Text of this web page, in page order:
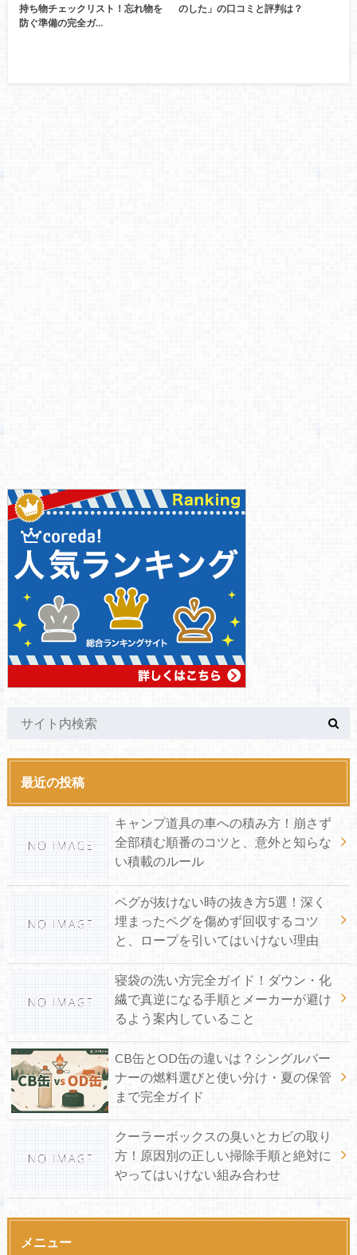
持ち物チェックリスト！忘れ物を
防ぐ準備の完全ガ…
のした」の口コミと評判は？
最近の投稿
キャンプ道具の車への積み方！崩さず
全部積む順番のコツと、意外と知らな
い積載のルール
ペグが抜けない時の抜き方5選！深く
埋まったペグを傷めず回収するコツ
と、ロープを引いてはいけない理由
寝袋の洗い方完全ガイド！ダウン・化
繊で真逆になる手順とメーカーが避け
るよう案内していること
CB缶とOD缶の違いは？シングルバー
ナーの燃料選びと使い分け・夏の保管
まで完全ガイド
クーラーボックスの臭いとカビの取り
方！原因別の正しい掃除手順と絶対に
やってはいけない組み合わせ
メニュー